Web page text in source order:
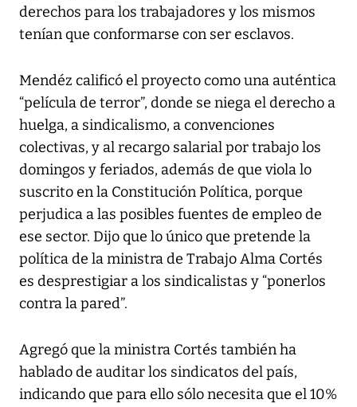
derechos para los trabajadores y los mismos
tenían que conformarse con ser esclavos.
Mendéz calificó el proyecto como una auténtica
“película de terror”, donde se niega el derecho a
huelga, a sindicalismo, a convenciones
colectivas, y al recargo salarial por trabajo los
domingos y feriados, además de que viola lo
suscrito en la Constitución Política, porque
perjudica a las posibles fuentes de empleo de
ese sector. Dijo que lo único que pretende la
política de la ministra de Trabajo Alma Cortés
es desprestigiar a los sindicalistas y “ponerlos
contra la pared”.
Agregó que la ministra Cortés también ha
hablado de auditar los sindicatos del país,
indicando que para ello sólo necesita que el 10%